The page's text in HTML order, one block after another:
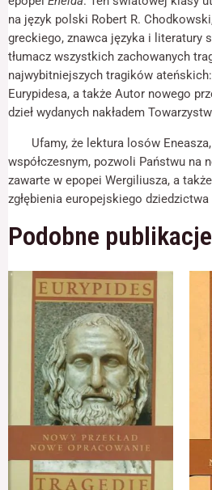
na język polski Robert R.
greckiego, znawca języka i literatury
tłumacz wszystkich zachowanych
najwybitniejszych tragików
Eurypidesa, a także Autor nowego
dzieł wydanych nakładem
Ufamy, że lektura losów
współczesnym, pozwoli Państwu na
zawarte w epopei Wergiliusza, a
zgłębienia europejskiego
Podobne publikacje